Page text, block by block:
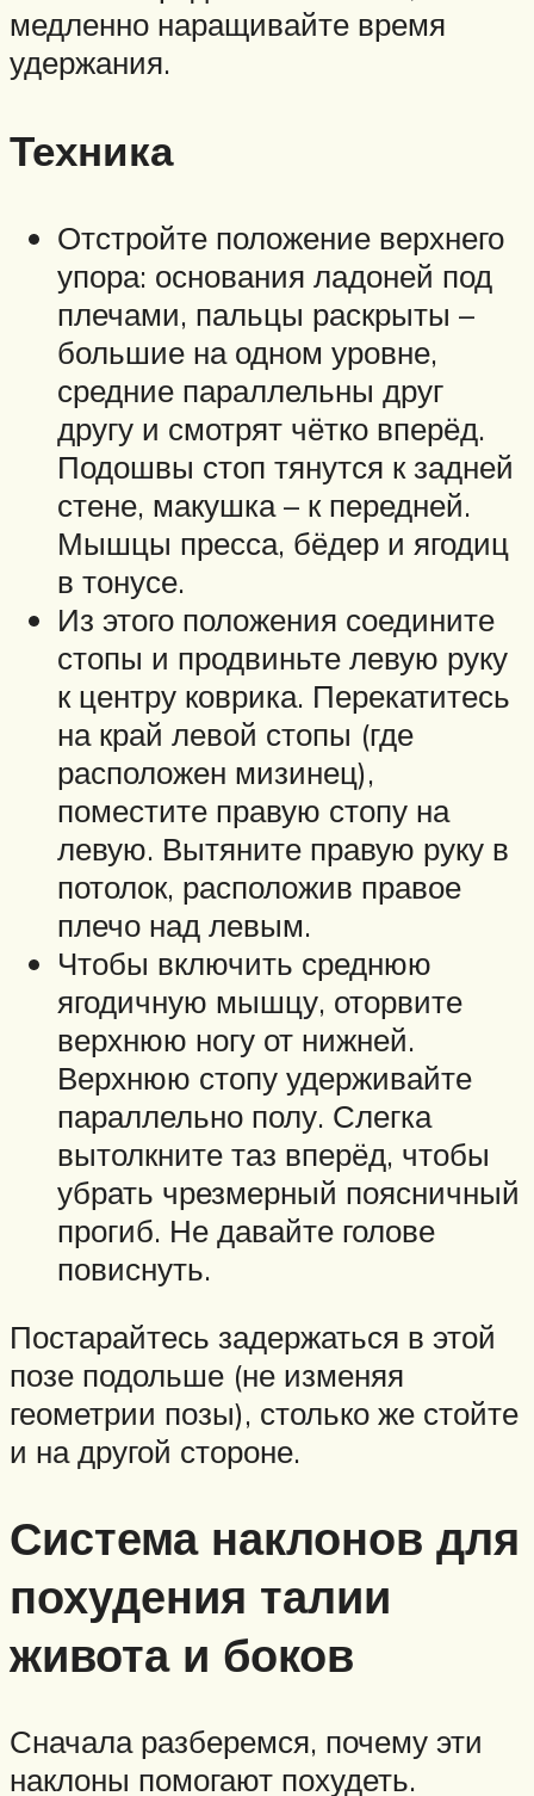
медленно наращивайте время
удержания.
Техника
Отстройте положение верхнего
упора: основания ладоней под
плечами, пальцы раскрыты –
большие на одном уровне,
средние параллельны друг
другу и смотрят чётко вперёд.
Подошвы стоп тянутся к задней
стене, макушка – к передней.
Мышцы пресса, бёдер и ягодиц
в тонусе.
Из этого положения соедините
стопы и продвиньте левую руку
к центру коврика. Перекатитесь
на край левой стопы (где
расположен мизинец),
поместите правую стопу на
левую. Вытяните правую руку в
потолок, расположив правое
плечо над левым.
Чтобы включить среднюю
ягодичную мышцу, оторвите
верхнюю ногу от нижней.
Верхнюю стопу удерживайте
параллельно полу. Слегка
вытолкните таз вперёд, чтобы
убрать чрезмерный поясничный
прогиб. Не давайте голове
повиснуть.
Постарайтесь задержаться в этой
позе подольше (не изменяя
геометрии позы), столько же стойте
и на другой стороне.
Система наклонов для
похудения талии
живота и боков
Сначала разберемся, почему эти
наклоны помогают похудеть.